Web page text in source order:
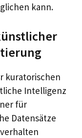
kann.
kuratorischen
Intelligenz
für
Datensätze